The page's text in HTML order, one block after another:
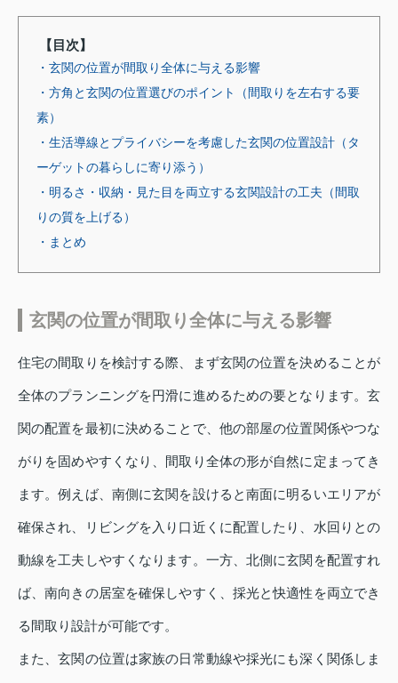
【目次】
・玄関の位置が間取り全体に与える影響
・方角と玄関の位置選びのポイント（間取りを左右する要
素）
・生活導線とプライバシーを考慮した玄関の位置設計（タ
ーゲットの暮らしに寄り添う）
・明るさ・収納・見た目を両立する玄関設計の工夫（間取
りの質を上げる）
・まとめ
玄関の位置が間取り全体に与える影響
住宅の間取りを検討する際、まず玄関の位置を決めることが
全体のプランニングを円滑に進めるための要となります。玄
関の配置を最初に決めることで、他の部屋の位置関係やつな
がりを固めやすくなり、間取り全体の形が自然に定まってき
ます。例えば、南側に玄関を設けると南面に明るいエリアが
確保され、リビングを入り口近くに配置したり、水回りとの
動線を工夫しやすくなります。一方、北側に玄関を配置すれ
ば、南向きの居室を確保しやすく、採光と快適性を両立でき
る間取り設計が可能です。
また、玄関の位置は家族の日常動線や採光にも深く関係しま